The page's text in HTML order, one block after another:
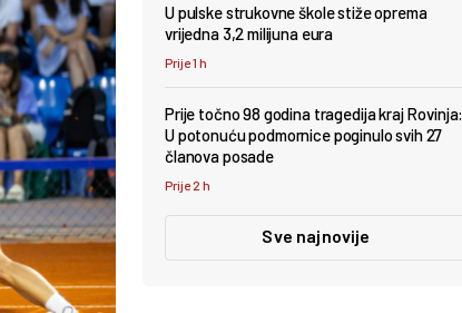
U pulske strukovne škole stiže oprema
vrijedna 3,2 milijuna eura
Prije 1 h
Prije točno 98 godina tragedija kraj Rovinja:
U potonuću podmornice poginulo svih 27
članova posade
Prije 2 h
Sve najnovije